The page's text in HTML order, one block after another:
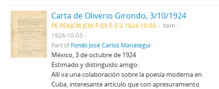
Carta de Oliverio Girondo, 3/10/1924
PE PEAJCM JCM-F-03-5-5.2-1924-10-03
Item
1924-10-03
Part ofFondo José Carlos Mariátegui
México, 3 de octubre de 1924
Estimado y distinguido amigo:
Allí va una colaboración sobre la poesía moderna en
Cuba, interesante artículo que con apresuramiento